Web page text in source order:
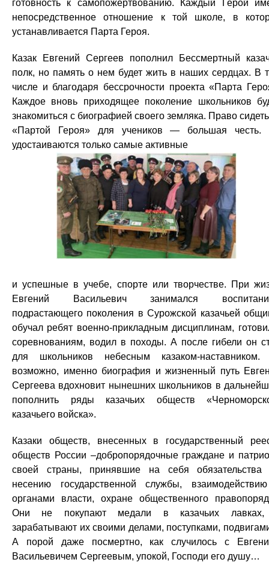
готовность к самопожертвованию. Каждый Герой
непосредственное отношение к той школе, в
устанавливается Парта Героя.
Казак Евгений Сергеев пополнил Бессмертный
полк, но память о нем будет жить в наших сердцах. В
числе и благодаря бессрочности проекта «Парта
Каждое вновь приходящее поколение школьников
знакомиться с биографией своего земляка. Право
«Партой Героя» для учеников — большая честь.
удостаиваются только самые активные
и успешные в учебе, спорте или творчестве. При
Евгений Васильевич занимался
подрастающего поколения в Сурожской казачьей
обучал ребят военно-прикладным дисциплинам,
соревнованиям, водил в походы. А после гибели он
для школьников небесным казаком-
возможно, именно биография и жизненный путь
Сергеева вдохновит нынешних школьников в
пополнить ряды казачьих обществ
казачьего войска».
Казаки обществ, внесенных в государственный
обществ России –добропорядочные граждане и
своей страны, принявшие на себя обязательства
несению государственной службы,
органами власти, охране общественного
Они не покупают медали в казачьих
зарабатывают их своими делами, поступками,
А порой даже посмертно, как случилось с
Васильевичем Сергеевым, упокой, Господи его душу…